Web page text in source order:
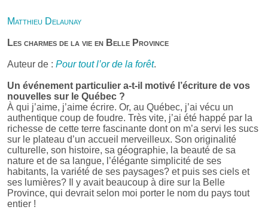
Matthieu Delaunay
Les charmes de la vie en Belle Province
Auteur de : Pour tout l’or de la forêt.
Un événement particulier a-t-il motivé l’écriture de vos
nouvelles sur le Québec ?
À qui j’aime, j’aime écrire. Or, au Québec, j’ai vécu un
authentique coup de foudre. Très vite, j’ai été happé par la
richesse de cette terre fascinante dont on m’a servi les sucs
sur le plateau d’un accueil merveilleux. Son originalité
culturelle, son histoire, sa géographie, la beauté de sa
nature et de sa langue, l’élégante simplicité de ses
habitants, la variété de ses paysages? et puis ses ciels et
ses lumières? Il y avait beaucoup à dire sur la Belle
Province, qui devrait selon moi porter le nom du pays tout
entier !